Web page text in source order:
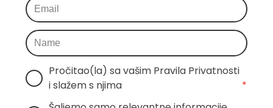
Pročitao(la) sa vašim Pravila Privatnosti
i slažem s njima
*